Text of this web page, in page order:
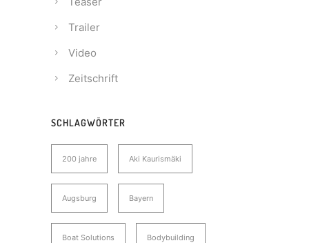
Trailer
Video
Zeitschrift
SCHLAGWÖRTER
200 jahre Aki Kaurismäki
Augsburg Bayern
Boat Solutions Bodybuilding